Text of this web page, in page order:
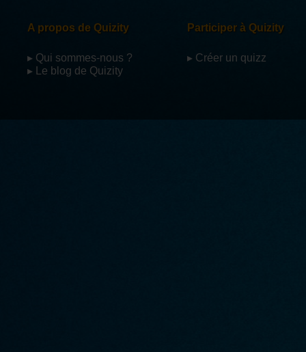
A propos de Quizity
▸ Qui sommes-nous ?
▸ Le blog de Quizity
Participer à Quizity
▸ Créer un quizz